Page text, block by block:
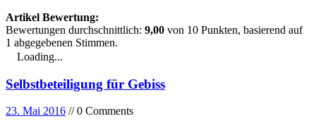
Artikel Bewertung:
Bewertungen durchschnittlich: 9,00 von 10 Punkten, basierend auf
1 abgegebenen Stimmen.
Loading...
Selbstbeteiligung für Gebiss
23. Mai 2016 // 0 Comments